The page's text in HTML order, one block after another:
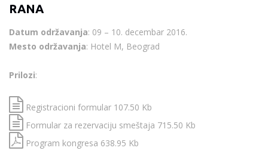
RANA
Datum održavanja: 09 – 10. decembar 2016.
Mesto održavanja: Hotel M, Beograd
Prilozi:
Registracioni formular 107.50 Kb
Formular za rezervaciju smeštaja 715.50 Kb
Program kongresa 638.95 Kb